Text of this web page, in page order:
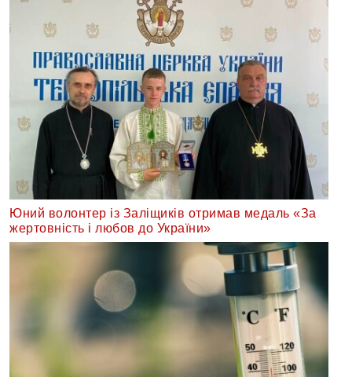
Юний волонтер із Заліщиків отримав медаль «За
жертовність і любов до України»